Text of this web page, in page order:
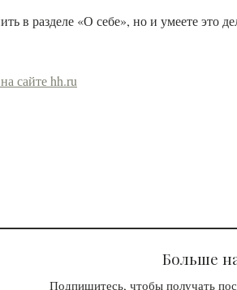
в разделе «О себе», но и умеете это
сайте hh.ru
Больше
Подпишитесь, чтобы получать